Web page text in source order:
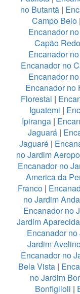
no Butantã|
Campo Belo |
Encanador
Capão
Encanador
Encanador no
Encanador
Encanador no
Florestal |
Iguatemi |
Ipiranga |
Jaguará |
Jaguaré |
no Jardim
Encanador no
America da
Franco|
no Jardim
Encanador no
Jardim Aparecida
Encanador
Jardim
Encanador no
Bela Vista|
no Jardim
Bonfiglioli |